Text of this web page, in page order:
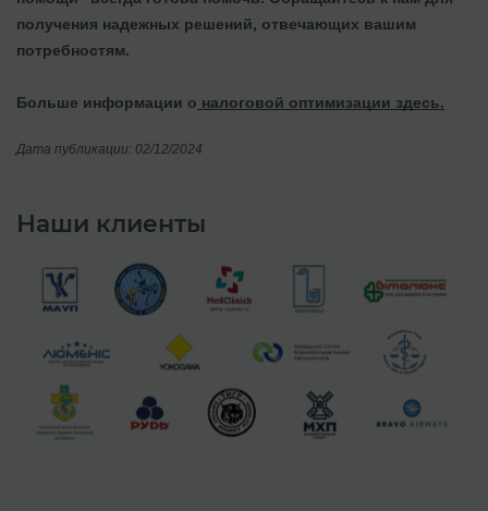
получения надежных решений, отвечающих вашим
потребностям.
Больше информации о налоговой оптимизации здесь.
Дата публикации: 02/12/2024
Наши клиенты